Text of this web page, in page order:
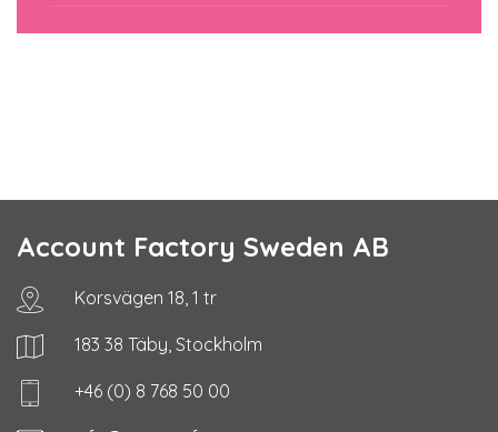
Account Factory Sweden AB
Korsvägen 18, 1 tr
183 38 Täby, Stockholm
+46 (0) 8 768 50 00